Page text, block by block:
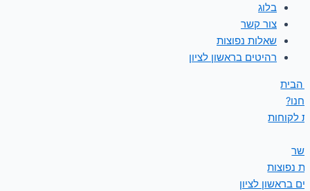
בלוג
צור קשר
שאלות נפוצות
רהיטים בראשון לציון
הבית
לקוחות
נפוצות
בראשון לציון